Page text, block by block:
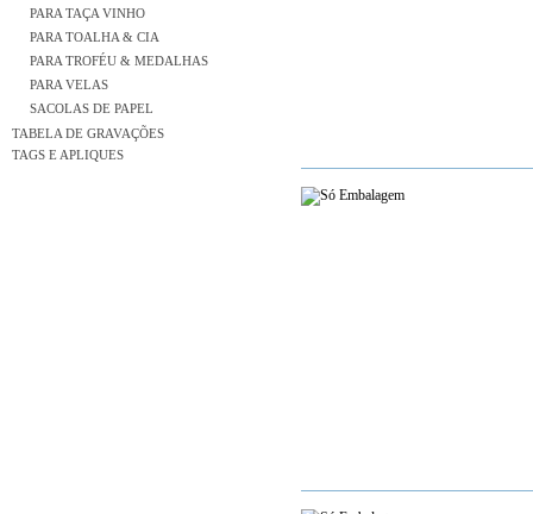
PARA TAÇA VINHO
PARA TOALHA & CIA
PARA TROFÉU & MEDALHAS
PARA VELAS
SACOLAS DE PAPEL
TABELA DE GRAVAÇÕES
TAGS E APLIQUES